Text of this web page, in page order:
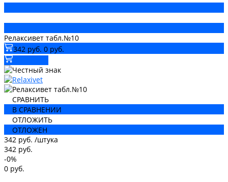
Релаксивет табл.№10
342 руб. 0 руб.
СРАВНИТЬ
В СРАВНЕНИИ
ОТЛОЖИТЬ
ОТЛОЖЕН
342 руб. /штука
342 руб.
-0%
0 руб.